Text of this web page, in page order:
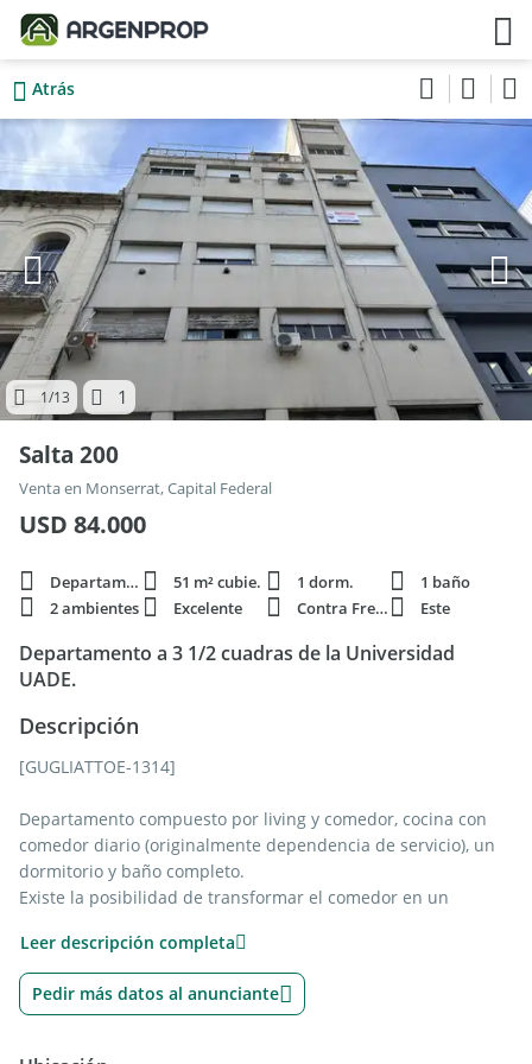
Atrás
1/13 1
Salta 200
Venta en Monserrat, Capital Federal
USD 84.000
Departamento 51 m² cubie. 1 dorm.
1 baño
2 ambientes
Excelente Contra Frente Este
Departamento a 3 1/2 cuadras de la Universidad
UADE.
Descripción
[GUGLIATTOE-1314]
Departamento compuesto por living y comedor, cocina con
comedor diario (originalmente dependencia de servicio), un
dormitorio y baño completo.
Existe la posibilidad de transformar el comedor en un
dependencia, actualmente utilizado como cuarto de depósito.
Cuenta con pisos de parquet, se encuentra en excelente
Leer descripción completa
Pedir más datos al anunciante